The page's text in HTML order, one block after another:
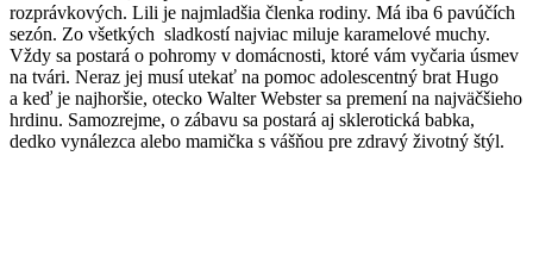
rozprávkových. Lili je najmladšia členka rodiny. Má iba 6 pavúčích
sezón. Zo všetkých sladkostí najviac miluje karamelové muchy.
Vždy sa postará o pohromy v domácnosti, ktoré vám vyčaria úsmev
na tvári. Neraz jej musí utekať na pomoc adolescentný brat Hugo
a keď je najhoršie, otecko Walter Webster sa premení na najväčšieho
hrdinu. Samozrejme, o zábavu sa postará aj sklerotická babka,
dedko vynálezca alebo mamička s vášňou pre zdravý životný štýl.